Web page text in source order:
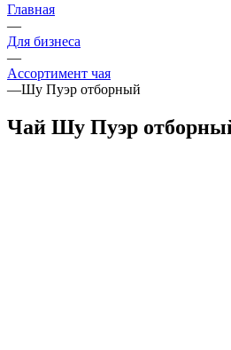
Главная
—
Для бизнеса
—
Ассортимент чая
—Шу Пуэр отборный
Чай Шу Пуэр